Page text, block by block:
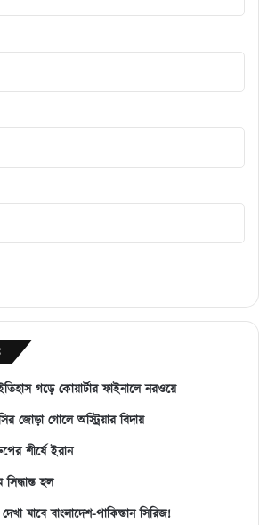
গড়ে কোয়ার্টার ফাইনালে নরওয়ে
জোড়া গোলে অস্ট্রিয়ার বিদায়
শীর্ষে ইরান
হল
যাবে বাংলাদেশ-পাকিস্তান সিরিজ!